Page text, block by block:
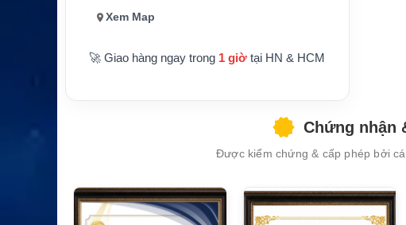
Lưu ý
Cần chọn đúng cable kit Beam cho a
Xem Map
🚀 Giao hàng ngay trong 1 giờ tại HN & HCM
Chứng nhận
Được kiểm chứng & cấp phép bởi
XEM CHI TIẾT XEM